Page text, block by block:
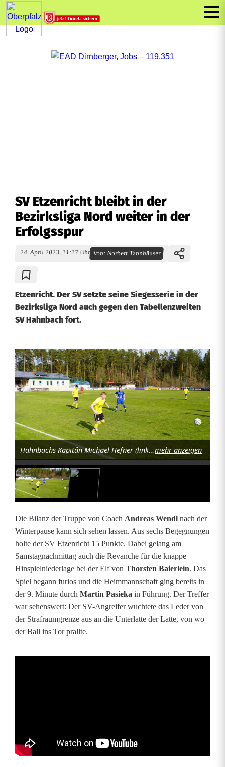
SV Etzenricht bleibt in der
Bezirksliga Nord weiter in der
Erfolgsspur
24. April 2023, 11:17 Uhr Von:Norbert Tannhäuser
Etzenricht. Der SV setzte seine Siegesserie in der
Bezirksliga Nord auch gegen den Tabellenzweiten
SV Hahnbach fort.
S
V
E
t
z
e
n
r
c
h
t
b
l
e
e
Hahnbachs Kapitän Michael Hefner (links) erwartet den Ball, der Etzenrichter Stephan Herrmann (blaues Trikot) beobachtet. Foto: Norbert Tannhäusermehr anzeigen
Die Bilanz der Truppe von Coach Andreas Wendl nach der
Winterpause kann sich sehen lassen. Aus sechs Begegnungen
holte der SV Etzenricht 15 Punkte. Dabei gelang am
Samstagnachmittag auch die Revanche für die knappe
Hinspielniederlage bei der Elf von Thorsten Baierlein. Das
Spiel begann furios und die Heimmannschaft ging bereits in
der 9. Minute durch Martin Pasieka in Führung. Der Treffer
war sehenswert: Der SV-Angreifer wuchtete das Leder von
der Strafraumgrenze aus an die Unterlatte der Latte, von wo
der Ball ins Tor prallte.